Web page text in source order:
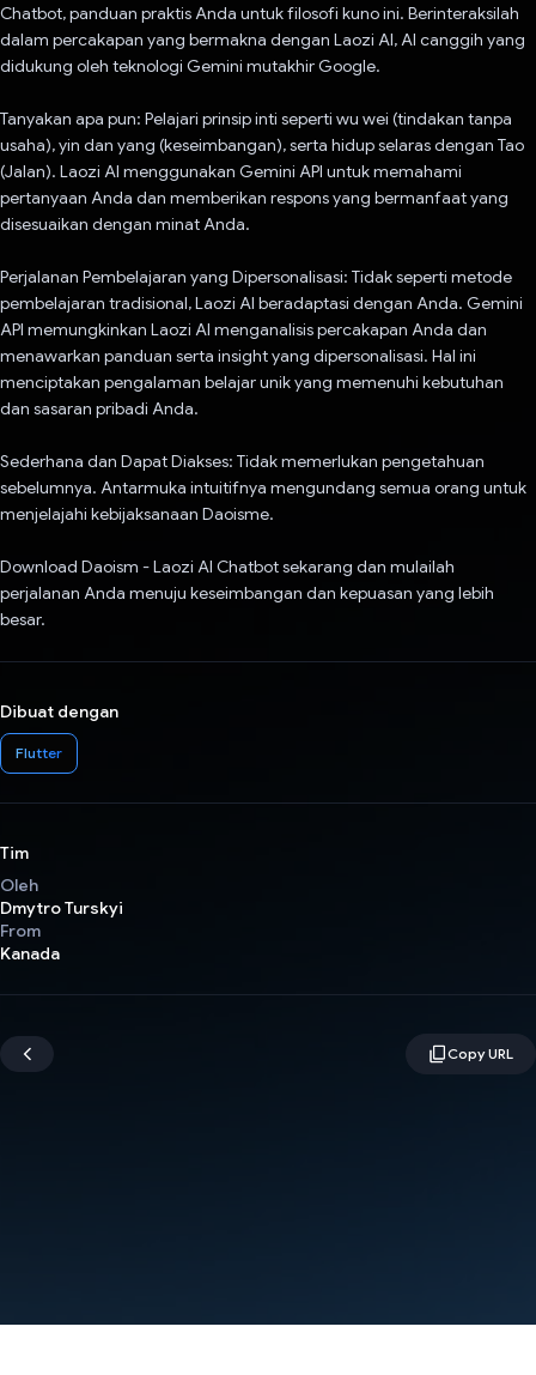
Chatbot, panduan praktis Anda untuk filosofi kuno ini. Berinteraksilah
dalam percakapan yang bermakna dengan Laozi AI, AI canggih yang
didukung oleh teknologi Gemini mutakhir Google.
Tanyakan apa pun: Pelajari prinsip inti seperti wu wei (tindakan tanpa
usaha), yin dan yang (keseimbangan), serta hidup selaras dengan Tao
(Jalan). Laozi AI menggunakan Gemini API untuk memahami
pertanyaan Anda dan memberikan respons yang bermanfaat yang
disesuaikan dengan minat Anda.
Perjalanan Pembelajaran yang Dipersonalisasi: Tidak seperti metode
pembelajaran tradisional, Laozi AI beradaptasi dengan Anda. Gemini
API memungkinkan Laozi AI menganalisis percakapan Anda dan
menawarkan panduan serta insight yang dipersonalisasi. Hal ini
menciptakan pengalaman belajar unik yang memenuhi kebutuhan
dan sasaran pribadi Anda.
Sederhana dan Dapat Diakses: Tidak memerlukan pengetahuan
sebelumnya. Antarmuka intuitifnya mengundang semua orang untuk
menjelajahi kebijaksanaan Daoisme.
Download Daoism - Laozi AI Chatbot sekarang dan mulailah
perjalanan Anda menuju keseimbangan dan kepuasan yang lebih
besar.
Dibuat dengan
Flutter
Tim
Oleh
Dmytro Turskyi
From
Kanada